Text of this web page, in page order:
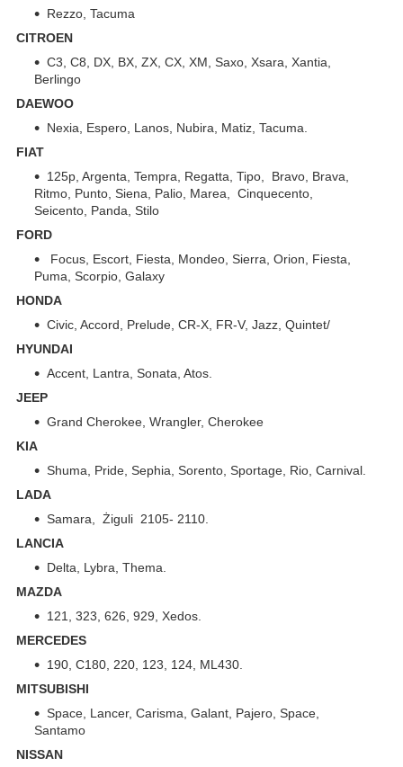
Rezzo, Tacuma
CITROEN
C3, C8, DX, BX, ZX, CX, XM, Saxo, Xsara, Xantia,
Berlingo
DAEWOO
Nexia, Espero, Lanos, Nubira, Matiz, Tacuma.
FIAT
125p, Argenta, Tempra, Regatta, Tipo, Bravo, Brava,
Ritmo, Punto, Siena, Palio, Marea, Cinquecento,
Seicento, Panda, Stilo
FORD
Focus, Escort, Fiesta, Mondeo, Sierra, Orion, Fiesta,
Puma, Scorpio, Galaxy
HONDA
Civic, Accord, Prelude, CR-X, FR-V, Jazz, Quintet/
HYUNDAI
Accent, Lantra, Sonata, Atos.
JEEP
Grand Cherokee, Wrangler, Cherokee
KIA
Shuma, Pride, Sephia, Sorento, Sportage, Rio, Carnival.
LADA
Samara, Żiguli 2105- 2110.
LANCIA
Delta, Lybra, Thema.
MAZDA
121, 323, 626, 929, Xedos.
MERCEDES
190, C180, 220, 123, 124, ML430.
MITSUBISHI
Space, Lancer, Carisma, Galant, Pajero, Space,
Santamo
NISSAN